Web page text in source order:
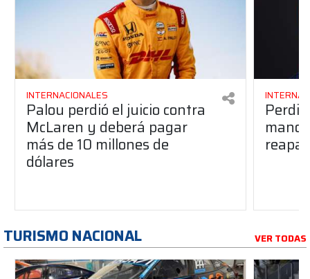
INTERNACIONALES
Palou perdió el juicio contra
McLaren y deberá pagar
más de 10 millones de
dólares
TURISMO NACIONAL VER TODAS